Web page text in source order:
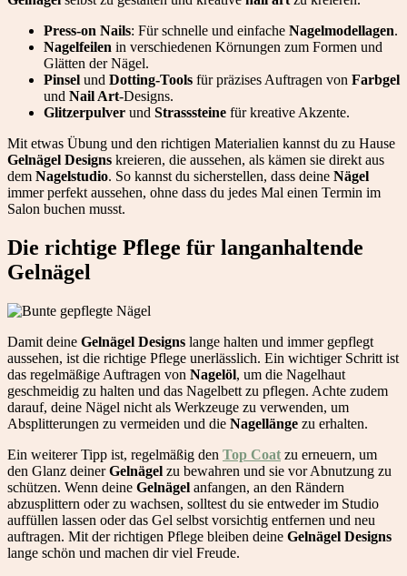
Press-on Nails: Für schnelle und einfache Nagelmodellagen.
Nagelfeilen in verschiedenen Körnungen zum Formen und
Glätten der Nägel.
Pinsel und Dotting-Tools für präzises Auftragen von Farbgel
und Nail Art-Designs.
Glitzerpulver und Strasssteine für kreative Akzente.
Mit etwas Übung und den richtigen Materialien kannst du zu Hause
Gelnägel Designs kreieren, die aussehen, als kämen sie direkt aus
dem Nagelstudio. So kannst du sicherstellen, dass deine Nägel
immer perfekt aussehen, ohne dass du jedes Mal einen Termin im
Salon buchen musst.
Die richtige Pflege für langanhaltende
Gelnägel
Damit deine Gelnägel Designs lange halten und immer gepflegt
aussehen, ist die richtige Pflege unerlässlich. Ein wichtiger Schritt ist
das regelmäßige Auftragen von Nagelöl, um die Nagelhaut
geschmeidig zu halten und das Nagelbett zu pflegen. Achte zudem
darauf, deine Nägel nicht als Werkzeuge zu verwenden, um
Absplitterungen zu vermeiden und die Nagellänge zu erhalten.
Ein weiterer Tipp ist, regelmäßig den Top Coat zu erneuern, um
den Glanz deinerGelnägel zu bewahren und sie vor Abnutzung zu
schützen. Wenn deine Gelnägel anfangen, an den Rändern
abzusplittern oder zu wachsen, solltest du sie entweder im Studio
auffüllen lassen oder das Gel selbst vorsichtig entfernen und neu
auftragen. Mit der richtigen Pflege bleiben deine Gelnägel Designs
lange schön und machen dir viel Freude.